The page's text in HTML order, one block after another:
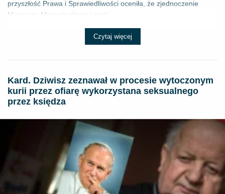
przyszłość Prawa i Sprawiedliwości oceniła, że zjednoczenie
Mateusza Morawieckiego i parti...
Czytaj więcej
Kard. Dziwisz zeznawał w procesie wytoczonym
kurii przez ofiarę wykorzystana seksualnego
przez księdza